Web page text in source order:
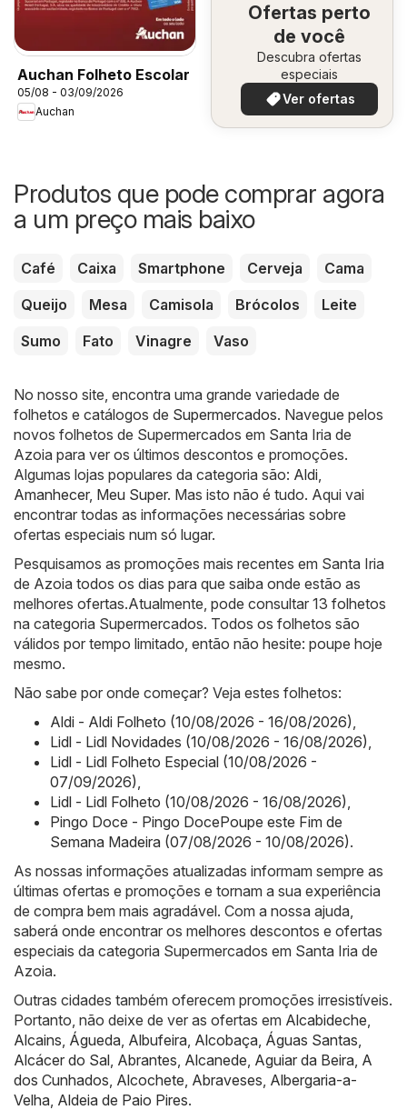
Auchan Folheto Escolar
05/08 - 03/09/2026
Auchan
Ofertas perto
de você
Descubra ofertas
especiais
Ver ofertas
Produtos que pode comprar agora
a um preço mais baixo
Café Caixa Smartphone Cerveja
Cama
Queijo
Mesa Camisola Brócolos
Leite
Sumo
Fato Vinagre Vaso
No nosso site, encontra uma grande variedade de
folhetos e catálogos de Supermercados. Navegue pelos
novos folhetos de Supermercados em Santa Iria de
Azoia para ver os últimos descontos e promoções.
Algumas lojas populares da categoria são: Aldi
Amanhecer, Meu Super. Mas isto não é tudo. Aqui vai
encontrar todas as informações necessárias sobre
ofertas especiais num só lugar.
Pesquisamos as promoções mais recentes em Santa Iria
de Azoia todos os dias para que saiba onde estão as
melhores ofertas.Atualmente, pode consultar 13 folhetos
na categoria Supermercados. Todos os folhetos são
válidos por tempo limitado, então não hesite: poupe hoje
mesmo.
Não sabe por onde começar? Veja estes folhetos:
Aldi - Aldi Folheto (10/08/2026 - 16/08/2026)
Lidl - Lidl Novidades (10/08/2026 - 16/08/2026)
Lidl - Lidl Folheto Especial (10/08/2026 -
07/09/2026)
Lidl - Lidl Folheto (10/08/2026 - 16/08/2026)
Pingo Doce - Pingo DocePoupe este Fim de
Semana Madeira (07/08/2026 - 10/08/2026).
As nossas informações atualizadas informam sempre as
últimas ofertas e promoções e tornam a sua experiência
de compra bem mais agradável. Com a nossa ajuda,
saberá onde encontrar os melhores descontos e ofertas
especiais da categoria Supermercados em Santa Iria de
Azoia.
Outras cidades também oferecem promoções irresistíveis.
Portanto, não deixe de ver as ofertas em Alcabideche
Alcains Águeda Albufeira Alcobaça Águas Santas
Alcácer do Sal Abrantes Alcanede Aguiar da Beira A
dos Cunhados Alcochete Abraveses Albergaria-a-
Velha Aldeia de Paio Pires.